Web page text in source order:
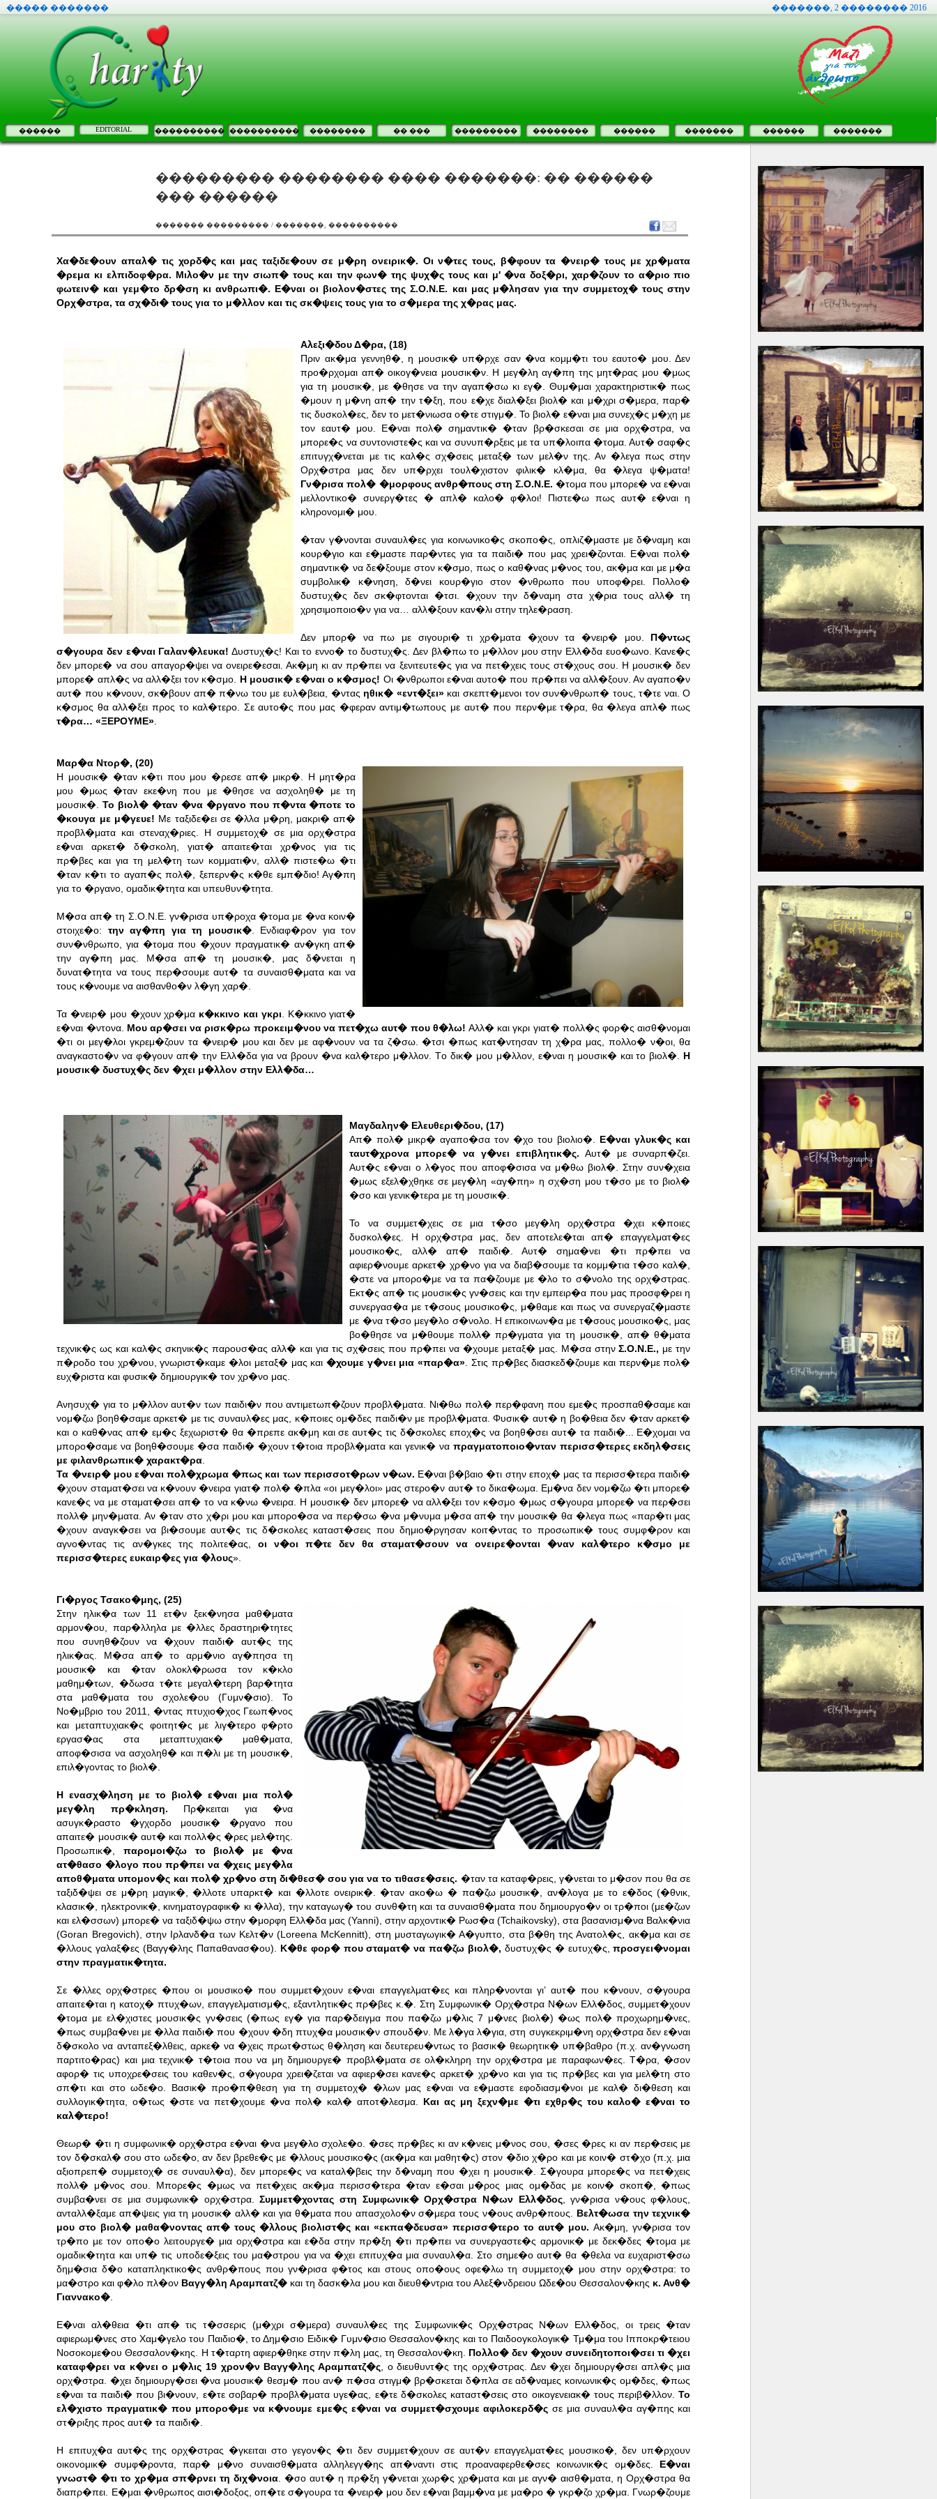
����� ������� �������, 2 �������� 2016
������ EDITORIAL ���������� ���������� �������� �� ��� ��������� �������� ������ ������� ������ �������
��������� �������� ���� �������: �� ������
��� ������
������� ��������� / �������, ����������
Χα�δε�ουν απαλ� τις χορδ�ς και μας ταξιδε�ουν σε μ�ρη ονειρικ�. Οι ν�τες τους, β�φουν τα �νειρ� τους με χρ�ματα
�ρεμα κι ελπιδοφ�ρα. Μιλο�ν με την σιωπ� τους και την φων� της ψυχ�ς τους και μ' �να δοξ�ρι, χαρ�ζουν το α�ριο πιο
φωτειν� και γεμ�το δρ�ση κι ανθρωπι�. Ε�ναι οι βιολον�στες της Σ.Ο.Ν.Ε. και μας μ�λησαν για την συμμετοχ� τους στην
Ορχ�στρα, τα σχ�δι� τους για το μ�λλον και τις σκ�ψεις τους για το σ�μερα της χ�ρας μας.
Αλεξι�δου Δ�ρα, (18)
Πριν ακ�μα γεννηθ�, η μουσικ� υπ�ρχε σαν �να κομμ�τι του εαυτο� μου. Δεν
προ�ρχομαι απ� οικογ�νεια μουσικ�ν. H μεγ�λη αγ�πη της μητ�ρας μου �μως
για τη μουσικ�, με �θησε να την αγαπ�σω κι εγ�. Θυμ�μαι χαρακτηριστικ� πως
�μουν η μ�νη απ� την τ�ξη, που ε�χε διαλ�ξει βιολ� και μ�χρι σ�μερα, παρ�
τις δυσκολ�ες, δεν το μετ�νιωσα ο�τε στιγμ�. Το βιολ� ε�ναι μια συνεχ�ς μ�χη με
τον εαυτ� μου. Ε�ναι πολ� σημαντικ� �ταν βρ�σκεσαι σε μια ορχ�στρα, να
μπορε�ς να συντονιστε�ς και να συνυπ�ρξεις με τα υπ�λοιπα �τομα. Αυτ� σαφ�ς
επιτυγχ�νεται με τις καλ�ς σχ�σεις μεταξ� των μελ�ν της. Αν �λεγα πως στην
Ορχ�στρα μας δεν υπ�ρχει τουλ�χιστον φιλικ� κλ�μα, θα �λεγα ψ�ματα!
Γν�ρισα πολ� �μορφους ανθρ�πους στη Σ.Ο.Ν.Ε. �τομα που μπορε� να ε�ναι
μελλοντικο� συνεργ�τες � απλ� καλο� φ�λοι! Πιστε�ω πως αυτ� ε�ναι η
κληρονομι� μου.
�ταν γ�νονται συναυλ�ες για κοινωνικο�ς σκοπο�ς, οπλιζ�μαστε με δ�ναμη και
κουρ�γιο και ε�μαστε παρ�ντες για τα παιδι� που μας χρει�ζονται. Ε�ναι πολ�
σημαντικ� να δε�ξουμε στον κ�σμο, πως ο καθ�νας μ�νος του, ακ�μα και με μ�α
συμβολικ� κ�νηση, δ�νει κουρ�γιο στον �νθρωπο που υποφ�ρει. Πολλο�
δυστυχ�ς δεν σκ�φτονται �τσι. �χουν την δ�ναμη στα χ�ρια τους αλλ� τη
χρησιμοποιο�ν για να… αλλ�ξουν καν�λι στην τηλε�ραση.
Δεν μπορ� να πω με σιγουρι� τι χρ�ματα �χουν τα �νειρ� μου. Π�ντως
σ�γουρα δεν ε�ναι Γαλαν�λευκα! Δυστυχ�ς! Και το εννο� το δυστυχ�ς. Δεν βλ�πω το μ�λλον μου στην Ελλ�δα ευο�ωνο. Κανε�ς
δεν μπορε� να σου απαγορ�ψει να ονειρε�εσαι. Ακ�μη κι αν πρ�πει να ξενιτευτε�ς για να πετ�χεις τους στ�χους σου. Η μουσικ� δεν
μπορε� απλ�ς να αλλ�ξει τον κ�σμο. Η μουσικ� ε�ναι ο κ�σμος! Οι �νθρωποι ε�ναι αυτο� που πρ�πει να αλλ�ξουν. Αν αγαπο�ν
αυτ� που κ�νουν, σκ�βουν απ� π�νω του με ευλ�βεια, �ντας ηθικ� «εντ�ξει» και σκεπτ�μενοι τον συν�νθρωπ� τους, τ�τε ναι. Ο
κ�σμος θα αλλ�ξει προς το καλ�τερο. Σε αυτο�ς που μας �φεραν αντιμ�τωπους με αυτ� που περν�με τ�ρα, θα �λεγα απλ� πως
τ�ρα… «ΞΕΡΟΥΜΕ»
Μαρ�α Ντορ�, (20)
Η μουσικ� �ταν κ�τι που μου �ρεσε απ� μικρ�. Η μητ�ρα
μου �μως �ταν εκε�νη που με �θησε να ασχοληθ� με τη
μουσικ�.Το βιολ� �ταν �να �ργανο που π�ντα �ποτε το
�κουγα με μ�γευε! Με ταξιδε�ει σε �λλα μ�ρη, μακρι� απ�
προβλ�ματα και στεναχ�ριες. Η συμμετοχ� σε μια ορχ�στρα
ε�ναι αρκετ� δ�σκολη, γιατ� απαιτε�ται χρ�νος για τις
πρ�βες και για τη μελ�τη των κομματι�ν, αλλ� πιστε�ω �τι
�ταν κ�τι το αγαπ�ς πολ�, ξεπερν�ς κ�θε εμπ�διο! Αγ�πη
για το �ργανο, ομαδικ�τητα και υπευθυν�τητα.
Μ�σα απ� τη Σ.Ο.Ν.Ε. γν�ρισα υπ�ροχα �τομα με �να κοιν�
στοιχε�ο: την αγ�πη για τη μουσικ�. Ενδιαφ�ρον για τον
συν�νθρωπο, για �τομα που �χουν πραγματικ� αν�γκη απ�
την αγ�πη μας. Μ�σα απ� τη μουσικ�, μας δ�νεται η
δυνατ�τητα να τους περ�σουμε αυτ� τα συναισθ�ματα και να
τους κ�νουμε να αισθανθο�ν λ�γη χαρ�.
Τα �νειρ� μου �χουν χρ�μα κ�κκινο και γκρι . Κ�κκινο γιατ�
ε�ναι �ντονα. Μου αρ�σει να ρισκ�ρω προκειμ�νου να πετ�χω αυτ� που θ�λω! Αλλ� και γκρι γιατ� πολλ�ς φορ�ς αισθ�νομαι
�τι οι μεγ�λοι γκρεμ�ζουν τα �νειρ� μου και δεν με αφ�νουν να τα ζ�σω. �τσι �πως κατ�ντησαν τη χ�ρα μας, πολλο� ν�οι, θα
αναγκαστο�ν να φ�γουν απ� την Ελλ�δα για να βρουν �να καλ�τερο μ�λλον. Tο δικ� μου μ�λλον, ε�ναι η μουσικ� και το βιολ�. Η
μουσικ� δυστυχ�ς δεν �χει μ�λλον στην Ελλ�δα…
Μαγδαλην� Ελευθερι�δου, (17)
Απ� πολ� μικρ� αγαπο�σα τον �χο του βιολιο�. Ε�ναι γλυκ�ς και
ταυτ�χρονα μπορε� να γ�νει επιβλητικ�ς. Αυτ� με συναρπ�ζει.
Αυτ�ς ε�ναι ο λ�γος που αποφ�σισα να μ�θω βιολ�. Στην συν�χεια
�μως εξελ�χθηκε σε μεγ�λη «αγ�πη» η σχ�ση μου τ�σο με το βιολ�
�σο και γενικ�τερα με τη μουσικ�.
Το να συμμετ�χεις σε μια τ�σο μεγ�λη ορχ�στρα �χει κ�ποιες
δυσκολ�ες. Η ορχ�στρα μας, δεν αποτελε�ται απ� επαγγελματ�ες
μουσικο�ς, αλλ� απ� παιδι�. Αυτ� σημα�νει �τι πρ�πει να
αφιερ�νουμε αρκετ� χρ�νο για να διαβ�σουμε τα κομμ�τια τ�σο καλ�,
�στε να μπορο�με να τα πα�ζουμε με �λο το σ�νολο της ορχ�στρας.
Εκτ�ς απ� τις μουσικ�ς γν�σεις και την εμπειρ�α που μας προσφ�ρει η
συνεργασ�α με τ�σους μουσικο�ς, μ�θαμε και πως να συνεργαζ�μαστε
με �να τ�σο μεγ�λο σ�νολο. Η επικοινων�α με τ�σους μουσικο�ς, μας
βο�θησε να μ�θουμε πολλ� πρ�γματα για τη μουσικ�, απ� θ�ματα
τεχνικ�ς ως και καλ�ς σκηνικ�ς παρουσ�ας αλλ� και για τις σχ�σεις που πρ�πει να �χουμε μεταξ� μας. Μ�σα στηνΣ.Ο.Ν.Ε., με την
π�ροδο του χρ�νου, γνωριστ�καμε �λοι μεταξ� μας και�χουμε γ�νει μια «παρ�α» . Στις πρ�βες διασκεδ�ζουμε και περν�με πολ�
ευχ�ριστα και φυσικ� δημιουργικ� τον χρ�νο μας.
Ανησυχ� για το μ�λλον αυτ�ν των παιδι�ν που αντιμετωπ�ζουν προβλ�ματα. Νι�θω πολ� περ�φανη που εμε�ς προσπαθ�σαμε και
νομ�ζω βοηθ�σαμε αρκετ� με τις συναυλ�ες μας, κ�ποιες ομ�δες παιδι�ν με προβλ�ματα. Φυσικ� αυτ� η βο�θεια δεν �ταν αρκετ�
και ο καθ�νας απ� εμ�ς ξεχωριστ� θα �πρεπε ακ�μη και σε αυτ�ς τις δ�σκολες εποχ�ς να βοηθ�σει αυτ� τα παιδι�... Ε�χομαι να
μπορο�σαμε να βοηθ�σουμε �σα παιδι� �χουν τ�τοια προβλ�ματα και γενικ� να πραγματοποιο�νταν περισσ�τερες εκδηλ�σεις
με φιλανθρωπικ� χαρακτ�ρα
Τα �νειρ� μου ε�ναι πολ�χρωμα �πως και των περισσοτ�ρων ν�ων. Ε�ναι β�βαιο �τι στην εποχ� μας τα περισσ�τερα παιδι�
�χουν σταματ�σει να κ�νουν �νειρα γιατ� πολ� �πλα «οι μεγ�λοι» μας στερο�ν αυτ� το δικα�ωμα. Εμ�να δεν νομ�ζω �τι μπορε�
κανε�ς να με σταματ�σει απ� το να κ�νω �νειρα. Η μουσικ� δεν μπορε� να αλλ�ξει τον κ�σμο �μως σ�γουρα μπορε� να περ�σει
πολλ� μην�ματα. Αν �ταν στο χ�ρι μου και μπορο�σα να περ�σω �να μ�νυμα μ�σα απ� την μουσικ� θα �λεγα πως «παρ�τι μας
�χουν αναγκ�σει να βι�σουμε αυτ�ς τις δ�σκολες καταστ�σεις που δημιο�ργησαν κοιτ�ντας το προσωπικ� τους συμφ�ρον και
αγνο�ντας τις αν�γκες της πολιτε�ας, οι ν�οι π�τε δεν θα σταματ�σουν να ονειρε�ονται �ναν καλ�τερο κ�σμο με
περισσ�τερες ευκαιρ�ες για �λους».
Γι�ργος Τσακο�μης, (25)
Στην ηλικ�α των 11 ετ�ν ξεκ�νησα μαθ�ματα
αρμον�ου, παρ�λληλα με �λλες δραστηρι�τητες
που συνηθ�ζουν να �χουν παιδι� αυτ�ς της
ηλικ�ας. Μ�σα απ� το αρμ�νιο αγ�πησα τη
μουσικ� και �ταν ολοκλ�ρωσα τον κ�κλο
μαθημ�των, �δωσα τ�τε μεγαλ�τερη βαρ�τητα
στα μαθ�ματα του σχολε�ου (Γυμν�σιο). Το
Νο�μβριο του 2011, �ντας πτυχιο�χος Γεωπ�νος
και μεταπτυχιακ�ς φοιτητ�ς με λιγ�τερο φ�ρτο
εργασ�ας στα μεταπτυχιακ� μαθ�ματα,
αποφ�σισα να ασχοληθ� και π�λι με τη μουσικ�,
επιλ�γοντας το βιολ�.
Η ενασχ�ληση με το βιολ� ε�ναι μια πολ�
μεγ�λη πρ�κληση. Πρ�κειται για �να
ασυγκ�ραστο �γχορδο μουσικ� �ργανο που
απαιτε� μουσικ� αυτ� και πολλ�ς �ρες μελ�της.
Προσωπικ�, παρομοι�ζω το βιολ� με �να
ατ�θασο �λογο που πρ�πει να �χεις μεγ�λα
αποθ�ματα υπομον�ς και πολ� χρ�νο στη δι�θεσ� σου για να το τιθασε�σεις. �ταν τα καταφ�ρεις, γ�νεται το μ�σον που θα σε
ταξιδ�ψει σε μ�ρη μαγικ�, �λλοτε υπαρκτ� και �λλοτε ονειρικ�. �ταν ακο�ω � πα�ζω μουσικ�, αν�λογα με το ε�δος (�θνικ,
κλασικ�, ηλεκτρονικ�, κινηματογραφικ� κι �λλα), την καταγωγ� του συνθ�τη και τα συναισθ�ματα που δημιουργο�ν οι τρ�ποι (με�ζων
και ελ�σσων) μπορε� να ταξιδ�ψω στην �μορφη Ελλ�δα μας (Yanni), στην αρχοντικ� Ρωσ�α (Tchaikovsky), στα βασανισμ�να Βαλκ�νια
(Goran Bregovich), στην Ιρλανδ�α των Κελτ�ν (Loreena McKennitt), στη μυσταγωγικ� Α�γυπτο, στα β�θη της Ανατολ�ς, ακ�μα και σε
�λλους γαλαξ�ες (Βαγγ�λης Παπαθανασ�ου). Κ�θε φορ� που σταματ� να πα�ζω βιολ�, δυστυχ�ς � ευτυχ�ς, προσγει�νομαι
στην πραγματικ�τητα.
Σε �λλες ορχ�στρες �που οι μουσικο� που συμμετ�χουν ε�ναι επαγγελματ�ες και πληρ�νονται γι’ αυτ� που κ�νουν, σ�γουρα
απαιτε�ται η κατοχ� πτυχ�ων, επαγγελματισμ�ς, εξαντλητικ�ς πρ�βες κ.�. Στη Συμφωνικ� Ορχ�στρα Ν�ων Ελλ�δος, συμμετ�χουν
�τομα με ελ�χιστες μουσικ�ς γν�σεις (�πως εγ� για παρ�δειγμα που πα�ζω μ�λις 7 μ�νες βιολ�) �ως πολ� προχωρημ�νες,
�πως συμβα�νει με �λλα παιδι� που �χουν �δη πτυχ�α μουσικ�ν σπουδ�ν. Με λ�γα λ�για, στη συγκεκριμ�νη ορχ�στρα δεν ε�ναι
δ�σκολο να ανταπεξ�λθεις, αρκε� να �χεις πρωτ�στως θ�ληση και δευτερευ�ντως το βασικ� θεωρητικ� υπ�βαθρο (π.χ. αν�γνωση
παρτιτο�ρας) και μια τεχνικ� τ�τοια που να μη δημιουργε� προβλ�ματα σε ολ�κληρη την ορχ�στρα με παραφων�ες. Τ�ρα, �σον
αφορ� τις υποχρε�σεις του καθεν�ς, σ�γουρα χρει�ζεται να αφιερ�σει κανε�ς αρκετ� χρ�νο και για τις πρ�βες και για μελ�τη στο
σπ�τι και στο ωδε�ο. Βασικ� προ�π�θεση για τη συμμετοχ� �λων μας ε�ναι να ε�μαστε εφοδιασμ�νοι με καλ� δι�θεση και
συλλογικ�τητα, ο�τως �στε να πετ�χουμε �να πολ� καλ� αποτ�λεσμα. Και ας μη ξεχν�με �τι εχθρ�ς του καλο� ε�ναι το
καλ�τερο!
Θεωρ� �τι η συμφωνικ� ορχ�στρα ε�ναι �να μεγ�λο σχολε�ο. �σες πρ�βες κι αν κ�νεις μ�νος σου, �σες �ρες κι αν περ�σεις με
τον δ�σκαλ� σου στο ωδε�ο, αν δεν βρεθε�ς με �λλους μουσικο�ς (ακ�μα και μαθητ�ς) στον �διο χ�ρο και με κοιν� στ�χο (π.χ. μια
αξιοπρεπ� συμμετοχ� σε συναυλ�α), δεν μπορε�ς να καταλ�βεις την δ�ναμη που �χει η μουσικ�. Σ�γουρα μπορε�ς να πετ�χεις
πολλ� μ�νος σου. Μπορε�ς �μως να πετ�χεις ακ�μα περισσ�τερα �ταν ε�σαι μ�ρος μιας ομ�δας με κοιν� σκοπ�, �πως
συμβα�νει σε μια συμφωνικ� ορχ�στρα.Συμμετ�χοντας στη Συμφωνικ� Ορχ�στρα Ν�ων Ελλ�δος, γν�ρισα ν�ους φ�λους,
ανταλλ�ξαμε απ�ψεις για τη μουσικ� αλλ� και για θ�ματα που απασχολο�ν σ�μερα τους ν�ους ανθρ�πους. Βελτ�ωσα την τεχνικ�
μου στο βιολ� μαθα�νοντας απ� τους �λλους βιολιστ�ς και «εκπα�δευσα» περισσ�τερο το αυτ� μου.Ακ�μη, γν�ρισα τον
τρ�πο με τον οπο�ο λειτουργε� μια ορχ�στρα και ε�δα στην πρ�ξη �τι πρ�πει να συνεργαστε�ς αρμονικ� με δεκ�δες �τομα με
ομαδικ�τητα και υπ� τις υποδε�ξεις του μα�στρου για να �χει επιτυχ�α μια συναυλ�α. Στο σημε�ο αυτ� θα �θελα να ευχαριστ�σω
δημ�σια δ�ο καταπληκτικο�ς ανθρ�πους που γν�ρισα φ�τος και στους οπο�ους οφε�λω τη συμμετοχ� μου στην ορχ�στρα: το
μα�στρο και φ�λο πλ�ον Βαγγ�λη Αραμπατζ� και τη δασκ�λα μου και διευθ�ντρια του Αλεξ�νδρειου Ωδε�ου Θεσσαλον�κης κ. Ανθ�
Γιαννακο�
Ε�ναι αλ�θεια �τι απ� τις τ�σσερις (μ�χρι σ�μερα) συναυλ�ες της Συμφωνικ�ς Ορχ�στρας Ν�ων Ελλ�δος, οι τρεις �ταν
αφιερωμ�νες στο Χαμ�γελο του Παιδιο�, το Δημ�σιο Ειδικ� Γυμν�σιο Θεσσαλον�κης και το Παιδοογκολογικ� Τμ�μα του Ιπποκρ�τειου
Νοσοκομε�ου Θεσσαλον�κης. Η τ�ταρτη αφιερ�θηκε στην π�λη μας, τη Θεσσαλον�κη. Πολλο� δεν �χουν συνειδητοποι�σει τι �χει
καταφ�ρει να κ�νει ο μ�λις 19 χρον�ν Βαγγ�λης Αραμπατζ�ς , ο διευθυντ�ς της ορχ�στρας. Δεν �χει δημιουργ�σει απλ�ς μια
ορχ�στρα. �χει δημιουργ�σει �να μουσικ� θεσμ� που αν� π�σα στιγμ� βρ�σκεται δ�πλα σε αδ�ναμες κοινωνικ�ς ομ�δες, �πως
ε�ναι τα παιδι� που βι�νουν, ε�τε σοβαρ� προβλ�ματα υγε�ας, ε�τε δ�σκολες καταστ�σεις στο οικογενειακ� τους περιβ�λλον.Το
ελ�χιστο πραγματικ� που μπορο�με να κ�νουμε εμε�ς ε�ναι να συμμετ�σχουμε αφιλοκερδ�ς σε μια συναυλ�α αγ�πης και
στ�ριξης προς αυτ� τα παιδι�.
Η επιτυχ�α αυτ�ς της ορχ�στρας �γκειται στο γεγον�ς �τι δεν συμμετ�χουν σε αυτ�ν επαγγελματ�ες μουσικο�, δεν υπ�ρχουν
οικονομικ� συμφ�ροντα, παρ� μ�νο συναισθ�ματα αλληλεγγ�ης απ�ναντι στις προαναφερθε�σες κοινωνικ�ς ομ�δες. Ε�ναι
γνωστ� �τι το χρ�μα σπ�ρνει τη διχ�νοια . �σο αυτ� η πρ�ξη γ�νεται χωρ�ς χρ�ματα και με αγν� αισθ�ματα, η Ορχ�στρα θα
διαπρ�πει. Ε�μαι �νθρωπος αισι�δοξος, οπ�τε σ�γουρα τα �νειρ� μου δεν ε�ναι βαμμ�να με μα�ρο � γκρ�ζο χρ�μα. Γνωρ�ζουμε